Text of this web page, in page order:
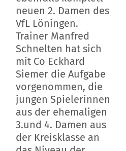
neuen 2. Damen des
VfL Löningen.
Trainer Manfred
Schnelten hat sich
mit Co Eckhard
Siemer die Aufgabe
vorgenommen, die
jungen Spielerinnen
aus der ehemaligen
3.und 4. Damen aus
der Kreisklasse an